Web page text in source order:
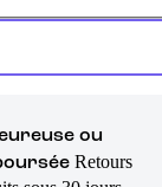
ou
Retours